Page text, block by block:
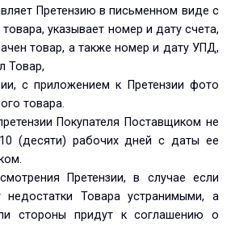
Претензию в письменном виде с
указывает номер и дату счета,
товар, а также номер и дату УПД,
Товар,
с приложением к Претензии фото
товара.
Покупателя Поставщиком не
(десяти) рабочих дней с даты ее
Претензии, в случае если
недостатки Товара устранимыми, а
стороны придут к соглашению о